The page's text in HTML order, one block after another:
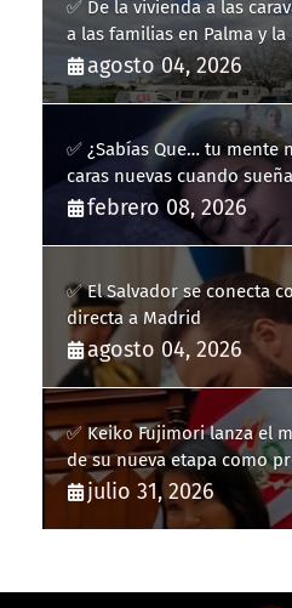
✅ De la vivienda a las
a las familias en Palma y
fracaso heredado
agosto 04, 2026
✅ ¿Sabías Que… tu mente
caras nuevas cuando
febrero 08, 2026
✅ El Salvador se conecta
directa a Madrid
agosto 04, 2026
✅ Keiko Fujimori lanza el
de su nueva etapa como
julio 31, 2026